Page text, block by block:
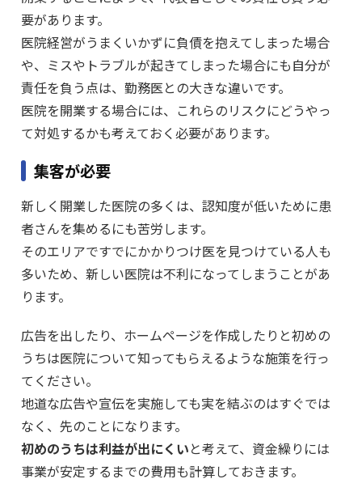
要があります。
医院経営がうまくいかずに負債を抱えてしまった場合
や、ミスやトラブルが起きてしまった場合にも自分が
責任を負う点は、勤務医との大きな違いです。
医院を開業する場合には、これらのリスクにどうやっ
て対処するかも考えておく必要があります。
集客が必要
新しく開業した医院の多くは、認知度が低いために患
者さんを集めるにも苦労します。
そのエリアですでにかかりつけ医を見つけている人も
多いため、新しい医院は不利になってしまうことがあ
ります。
広告を出したり、ホームページを作成したりと初めの
うちは医院について知ってもらえるような施策を行っ
てください。
地道な広告や宣伝を実施しても実を結ぶのはすぐでは
なく、先のことになります。
初めのうちは利益が出にくいと考えて、資金繰りには
事業が安定するまでの費用も計算しておきます。